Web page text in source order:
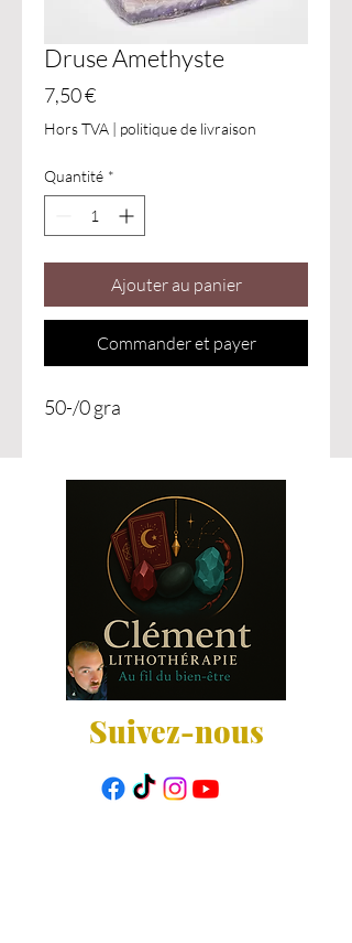
Druse Amethyste
7,50 €Prix
Hors TVA | politique de livraison
Quantité *
Ajouter au panier
Commander et payer
50-/0 gra
Suivez-nous